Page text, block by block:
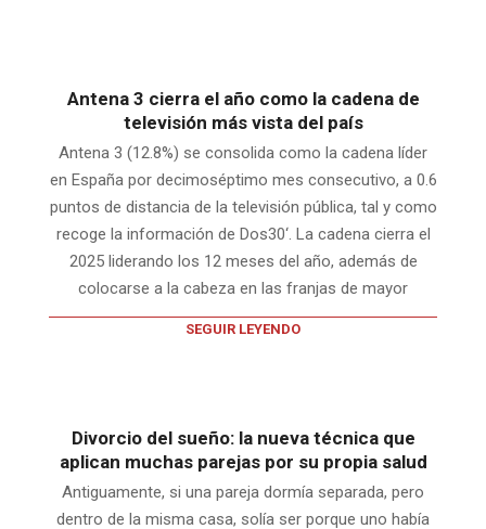
Antena 3 cierra el año como la cadena de
televisión más vista del país
Antena 3 (12.8%) se consolida como la cadena líder
en España por decimoséptimo mes consecutivo, a 0.6
puntos de distancia de la televisión pública, tal y como
recoge la información de Dos30‘. La cadena cierra el
2025 liderando los 12 meses del año, además de
colocarse a la cabeza en las franjas de mayor
SEGUIR LEYENDO
Divorcio del sueño: la nueva técnica que
aplican muchas parejas por su propia salud
Antiguamente, si una pareja dormía separada, pero
dentro de la misma casa, solía ser porque uno había